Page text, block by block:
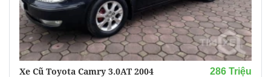
Xe Cũ Toyota Camry 3.0AT 2004 286 Triệu